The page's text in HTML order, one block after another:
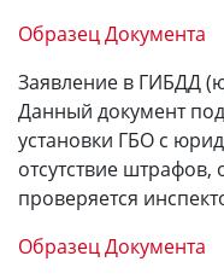
Образец Документа
Заявление в ГИБДД
Данный документ
установки ГБО с
отсутствие
проверяется
Образец Документа